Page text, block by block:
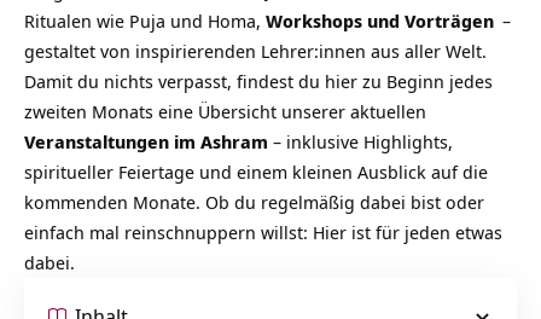
Ritualen wie Puja und Homa, Workshops und Vorträgen –
gestaltet von inspirierenden Lehrer:innen aus aller Welt.
Damit du nichts verpasst, findest du hier zu Beginn jedes
zweiten Monats eine Übersicht unserer aktuellen
Veranstaltungen im Ashram – inklusive Highlights,
spiritueller Feiertage und einem kleinen Ausblick auf die
kommenden Monate. Ob du regelmäßig dabei bist oder
einfach mal reinschnuppern willst: Hier ist für jeden etwas
dabei.